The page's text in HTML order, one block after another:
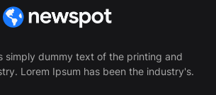
simply dummy text of the printing and
Lorem Ipsum has been the industry's.